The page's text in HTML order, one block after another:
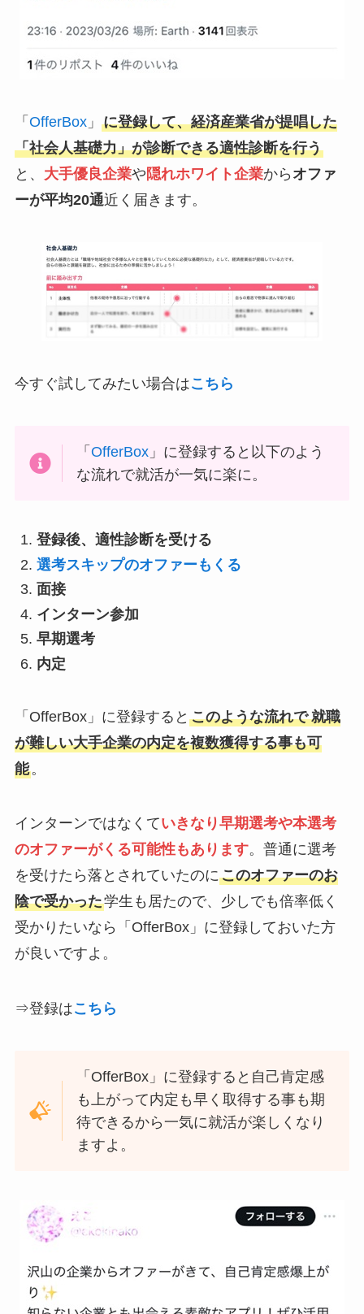
「 OfferBox」 に登録して、経済産業省が提唱した
「社会人基礎力」が診断できる適性診断を行う
と、 大手優良企業や隠れホワイト企業から オファ
ーが平均20通近く届きます。
今すぐ試してみたい場合はこちら
「OfferBox 」に登録すると以下のよう
な流れで就活が一気に楽に。
登録後、適性診断を受ける
選考スキップのオファーもくる
面接
インターン参加
早期選考
内定
「OfferBox」に登録すると このような流れで 就職
が難しい大手企業の内定を複数獲得する事も可
能。
インターンではなくていきなり早期選考や本選考
のオファーがくる可能性もあります。普通に選考
を受けたら落とされていたのにこのオファーのお
陰で受かった学生も居たので、少しでも倍率低く
受かりたいなら「OfferBox」に登録しておいた方
が良いですよ。
⇒登録はこちら
「OfferBox」に登録すると自己肯定感
も上がって内定も早く取得する事も期
待できるから一気に就活が楽しくなり
ますよ。